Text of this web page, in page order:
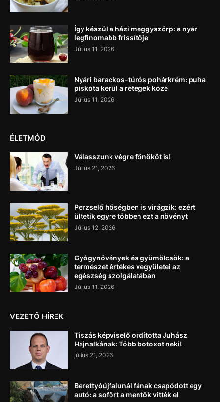
Így készül a házi meggyszörp: a nyár
legfinomabb frissítője
Július 11, 2026
Nyári barackos-túrós pohárkrém: puha
piskóta kerül a rétegek közé
Július 11, 2026
ÉLETMÓD
Válasszunk végre főnököt is!
Július 21, 2026
Perzselő hőségben is virágzik: ezért
ültetik egyre többen ezt a növényt
Július 12, 2026
Gyógynövények és gyümölcsök: a
természet értékes vegyületei az
egészség szolgálatában
Július 11, 2026
VEZETŐ HÍREK
Tiszás képviselő ordította Juhász
Hajnalkának: Több botoxot neki!
július 21, 2026
Berettyóújfalunál fának csapódott egy
autó: a sofőrt a mentők vitték el